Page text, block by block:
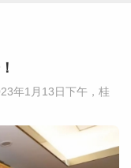
年1月13日下午，桂